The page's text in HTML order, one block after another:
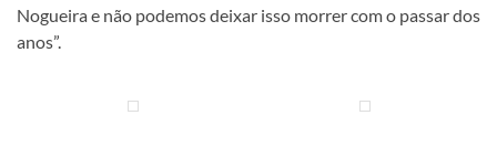
Nogueira e não podemos deixar isso morrer com o passar dos
anos”.